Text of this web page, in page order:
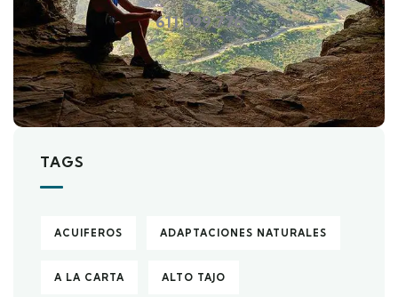
611 699 776
TAGS
ACUIFEROS ADAPTACIONES NATURALES
A LA CARTA ALTO TAJO